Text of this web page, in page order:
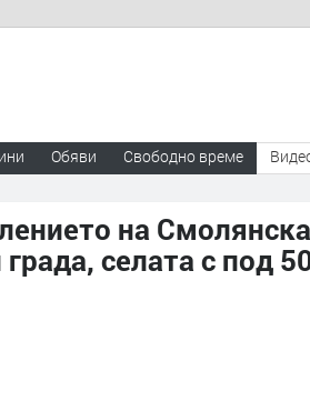
Обяви Свободно време
на
селата с под